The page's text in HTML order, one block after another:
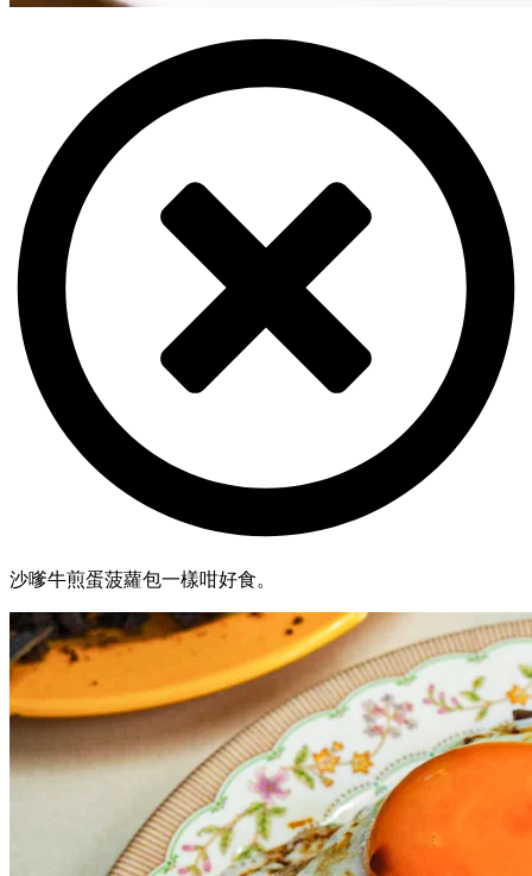
沙嗲牛煎蛋菠蘿包一樣咁好食。